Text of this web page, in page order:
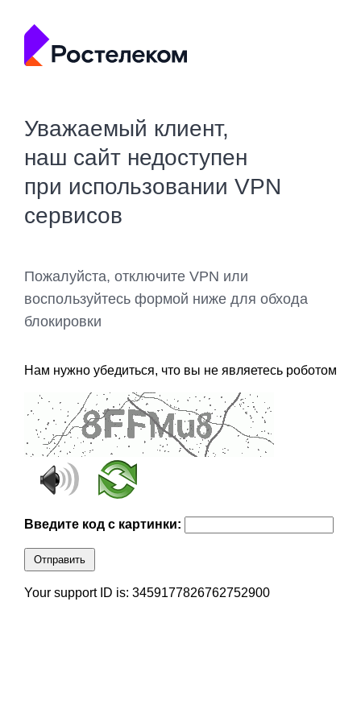
Уважаемый клиент,
наш сайт недоступен
при использовании VPN
сервисов
Пожалуйста, отключите VPN или
воспользуйтесь формой ниже для обхода
блокировки
Нам нужно убедиться, что вы не являетесь роботом
Введите код с картинки:
Отправить
Your support ID is: 3459177826762752900